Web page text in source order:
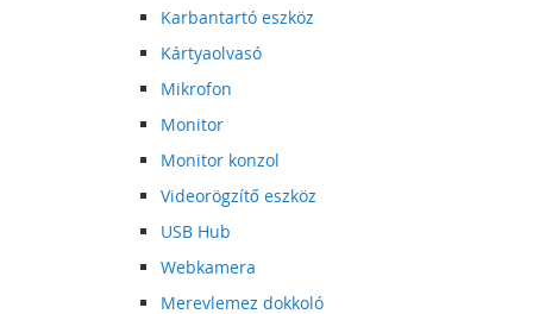
Karbantartó eszköz
Kártyaolvasó
Mikrofon
Monitor
Monitor konzol
Videorögzítő eszköz
USB Hub
Webkamera
Merevlemez dokkoló